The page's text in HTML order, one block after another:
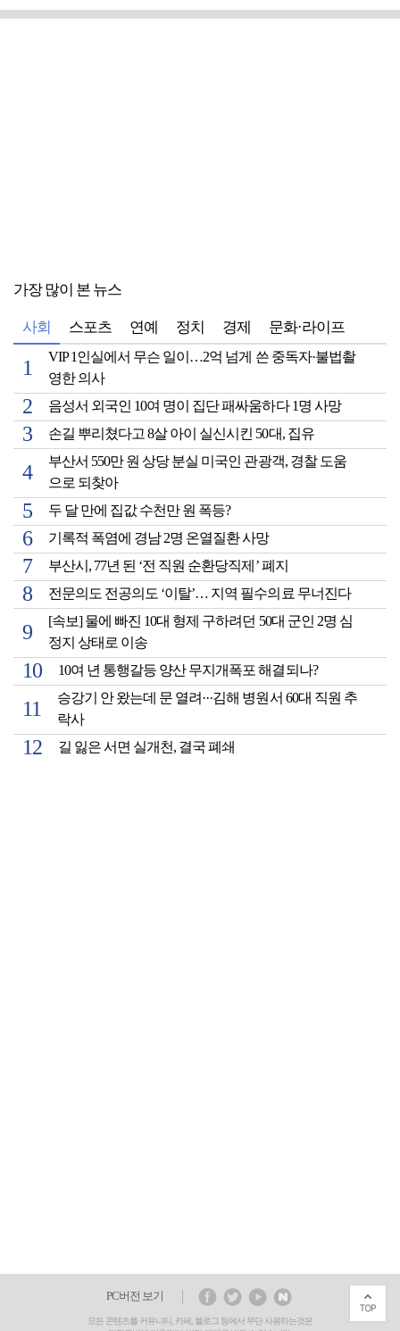
가장 많이 본 뉴스
사회 스포츠 연예 정치 경제 문화·라이프
VIP 1인실에서 무슨 일이…2억 넘게 쓴 중독자·불법촬
영한 의사
음성서 외국인 10여 명이 집단 패싸움하다 1명 사망
손길 뿌리쳤다고 8살 아이 실신시킨 50대, 집유
부산서 550만 원 상당 분실 미국인 관광객, 경찰 도움
으로 되찾아
두 달 만에 집값 수천만 원 폭등?
기록적 폭염에 경남 2명 온열질환 사망
부산시, 77년 된 ‘전 직원 순환당직제’ 폐지
전문의도 전공의도 ‘이탈’… 지역 필수의료 무너진다
[속보] 물에 빠진 10대 형제 구하려던 50대 군인 2명 심
정지 상태로 이송
10여 년 통행갈등 양산 무지개폭포 해결되나?
승강기 안 왔는데 문 열려···김해 병원서 60대 직원 추
락사
길 잃은 서면 실개천, 결국 폐쇄
PC버전 보기
모든 콘텐츠를 커뮤니티, 카페, 블로그 등에서 무단 사용하는것은